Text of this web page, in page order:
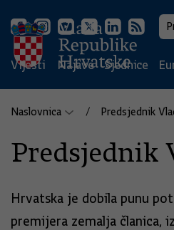
Vijesti Najave Sjednice
Naslovnica Predsjednik
Predsjednik
Hrvatska je dobila punu
premijera zemalja članica,